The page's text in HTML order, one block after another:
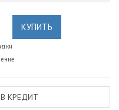
КУПИТЬ
КРЕДИТ